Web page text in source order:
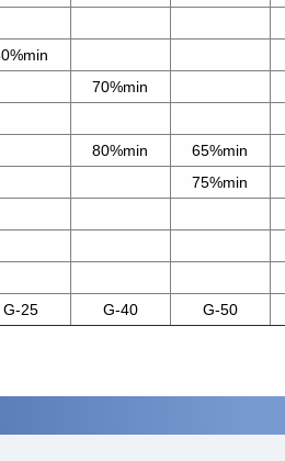
70%min
80%min 65%min
75%min
G-25 G-40 G-50